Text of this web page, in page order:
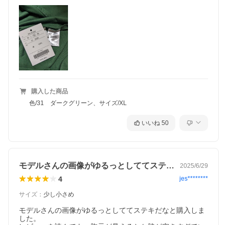
購入した商品
色/31 ダークグリーン、サイズ/XL
いいね 50
モデルさんの画像がゆるっとしててステキ… 2025/6/29
4 jes********
サイズ ： 少し小さめ
モデルさんの画像がゆるっとしててステキだなと購入しま
した。